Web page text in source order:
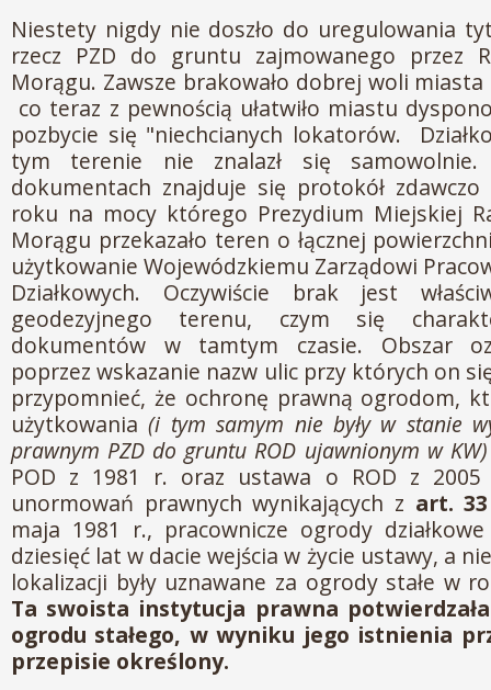
Niestety nigdy nie doszło do uregulowania
rzecz PZD do gruntu zajmowanego przez
Morągu. Zawsze brakowało dobrej woli
co teraz z pewnością ułatwiło miastu
pozbycie się "niechcianych lokatorów.
tym terenie nie znalazł się samowolnie.
dokumentach znajduje się protokół
roku na mocy którego Prezydium Miejskiej
Morągu przekazało teren o łącznej
użytkowanie Wojewódzkiemu Zarządowi
Działkowych. Oczywiście brak jest
geodezyjnego terenu, czym się
dokumentów w tamtym czasie. Obszar
poprzez wskazanie nazw ulic przy których on
przypomnieć, że ochronę prawną ogrodom,
użytkowania(i tym samym nie były w stanie
prawnym PZD do gruntu ROD ujawnionym w KW)
POD z 1981 r. oraz ustawa o ROD z
unormowań prawnych wynikających z art. 33
maja 1981 r., pracownicze ogrody
dziesięć lat w dacie wejścia w życie ustawy, a
lokalizacji były uznawane za ogrody stałe w
Ta swoista instytucja prawna
ogrodu stałego, w wyniku jego istnienia
przepisie określony.